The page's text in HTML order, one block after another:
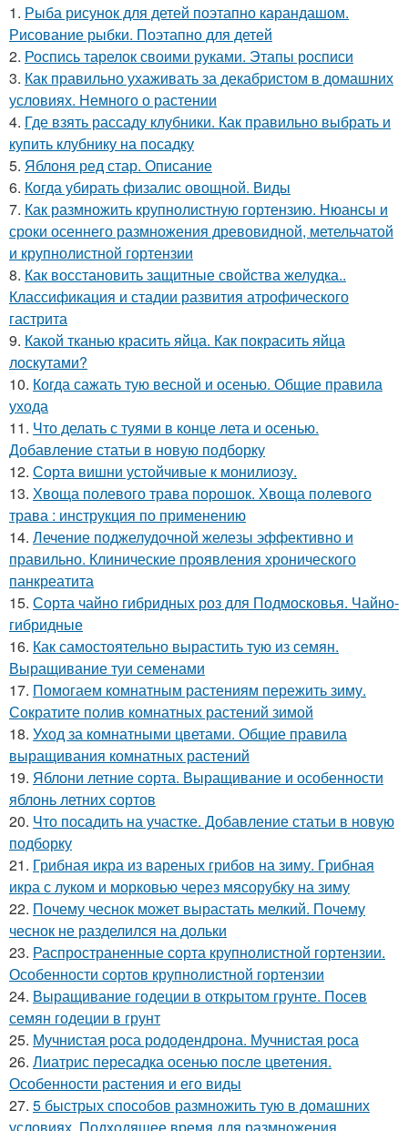
1. Рыба рисунок для детей поэтапно карандашом.
Рисование рыбки. Поэтапно для детей
2. Роспись тарелок своими руками. Этапы росписи
3. Как правильно ухаживать за декабристом в домашних
условиях. Немного о растении
4. Где взять рассаду клубники. Как правильно выбрать и
купить клубнику на посадку
5. Яблоня ред стар. Описание
6. Когда убирать физалис овощной. Виды
7. Как размножить крупнолистную гортензию. Нюансы и
сроки осеннего размножения древовидной, метельчатой
и крупнолистной гортензии
8. Как восстановить защитные свойства желудка..
Классификация и стадии развития атрофического
гастрита
9. Какой тканью красить яйца. Как покрасить яйца
лоскутами?
10. Когда сажать тую весной и осенью. Общие правила
ухода
11. Что делать с туями в конце лета и осенью.
Добавление статьи в новую подборку
12. Сорта вишни устойчивые к монилиозу.
13. Хвоща полевого трава порошок. Хвоща полевого
трава : инструкция по применению
14. Лечение поджелудочной железы эффективно и
правильно. Клинические проявления хронического
панкреатита
15. Сорта чайно гибридных роз для Подмосковья. Чайно-
гибридные
16. Как самостоятельно вырастить тую из семян.
Выращивание туи семенами
17. Помогаем комнатным растениям пережить зиму.
Сократите полив комнатных растений зимой
18. Уход за комнатными цветами. Общие правила
выращивания комнатных растений
19. Яблони летние сорта. Выращивание и особенности
яблонь летних сортов
20. Что посадить на участке. Добавление статьи в новую
подборку
21. Грибная икра из вареных грибов на зиму. Грибная
икра с луком и морковью через мясорубку на зиму
22. Почему чеснок может вырастать мелкий. Почему
чеснок не разделился на дольки
23. Распространенные сорта крупнолистной гортензии.
Особенности сортов крупнолистной гортензии
24. Выращивание годеции в открытом грунте. Посев
семян годеции в грунт
25. Мучнистая роса рододендрона. Мучнистая роса
26. Лиатрис пересадка осенью после цветения.
Особенности растения и его виды
27. 5 быстрых способов размножить тую в домашних
условиях. Подходящее время для размножения